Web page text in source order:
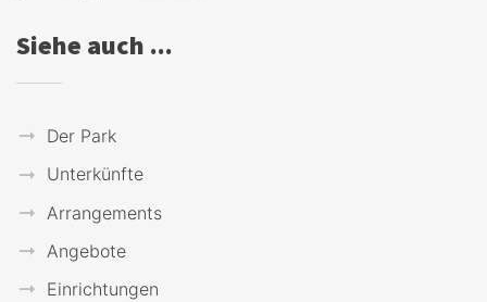
Siehe auch ...
Der Park
Unterkünfte
Arrangements
Angebote
Einrichtungen